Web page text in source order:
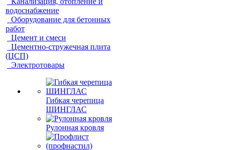
водоснабжение
Оборудование для бетонных
работ
Цемент и смеси
Цементно-стружечная плита
(ЦСП)
Электротовары
Гибкая черепица
ШИНГЛАС
Рулонная кровля